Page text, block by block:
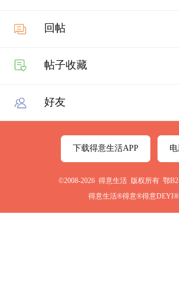
回帖
帖子收藏
好友
下载得意生活APP
©2008-2026 得意生活 版权所有 鄂
得意生活®得意®得意DEYI®